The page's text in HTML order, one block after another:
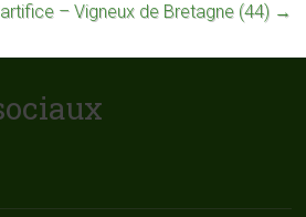
– Vigneux de Bretagne (44) →